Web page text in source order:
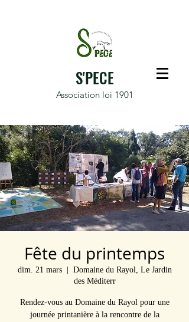
Association loi 1901
S'PECE
Fête du printemps
dim. 21 mars
  |
Domaine du Rayol, Le Jardin
des Méditerr
Rendez-vous au Domaine du Rayol pour une
journée printanière à la rencontre de la